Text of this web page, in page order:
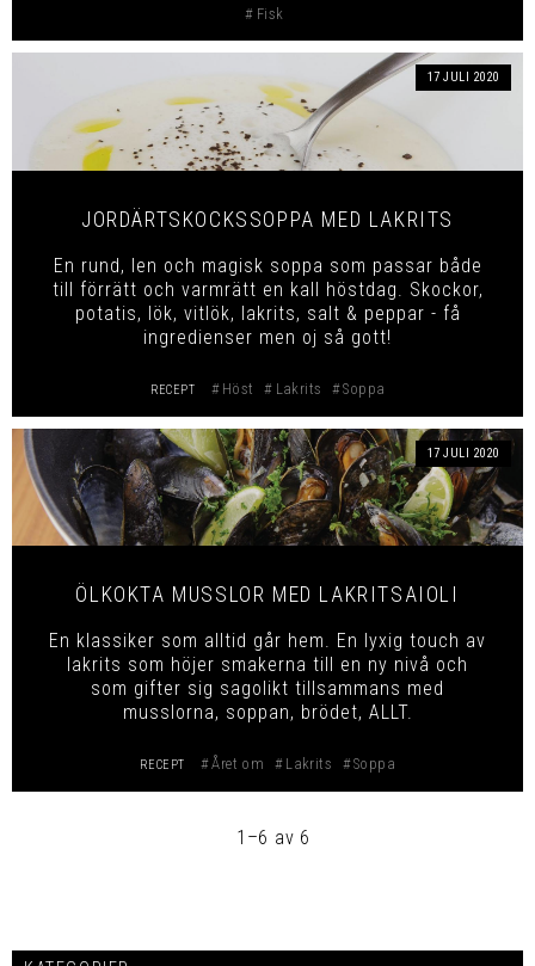
Fisk
17 JULI 2020
JORDÄRTSKOCKSSOPPA MED LAKRITS
En rund, len och magisk soppa som passar både
till förrätt och varmrätt en kall höstdag. Skockor,
potatis, lök, vitlök, lakrits, salt & peppar - få
ingredienser men oj så gott!
RECEPT Höst Lakrits Soppa
17 JULI 2020
ÖLKOKTA MUSSLOR MED LAKRITSAIOLI
En klassiker som alltid går hem. En lyxig touch av
lakrits som höjer smakerna till en ny nivå och
som gifter sig sagolikt tillsammans med
musslorna, soppan, brödet, ALLT.
RECEPT Året om Lakrits Soppa
1–6 av 6